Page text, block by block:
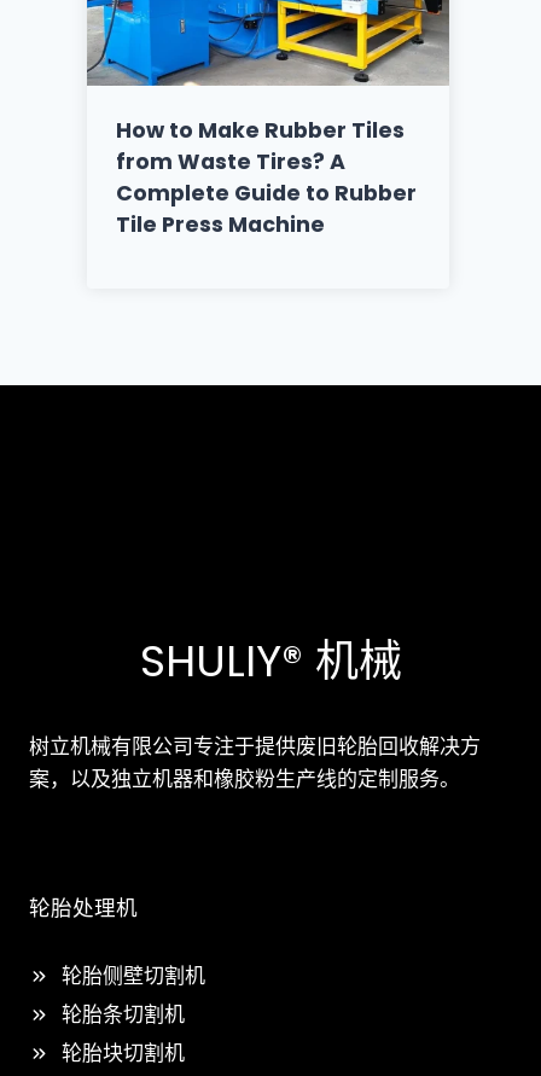
How to Make Rubber Tiles
from Waste Tires? A
Complete Guide to Rubber
Tile Press Machine
SHULIY® 机械
树立机械有限公司专注于提供废旧轮胎回收解决方
案，以及独立机器和橡胶粉生产线的定制服务。
轮胎处理机
轮胎侧壁切割机
轮胎条切割机
轮胎块切割机